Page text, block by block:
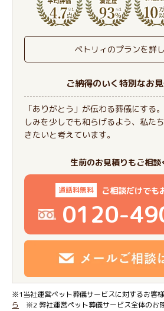
ペトリィのプランを詳
ご納得のいく特別なお
「ありがとう」が伝わる葬儀にする
しみを少しでも和らげるよう、私た
きたいと考えています。
生前のお見積りもご相談
通話料無料 ご相談だけでも
0120-
※1当社運営ペット葬儀サービスに対するお客
ら
※2 弊社運営ペット葬儀サービス全体のお